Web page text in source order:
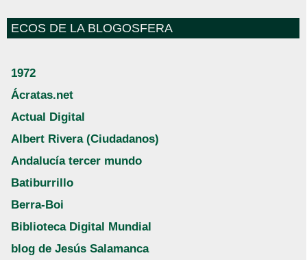
ECOS DE LA BLOGOSFERA
1972
Ácratas.net
Actual Digital
Albert Rivera (Ciudadanos)
Andalucía tercer mundo
Batiburrillo
Berra-Boi
Biblioteca Digital Mundial
blog de Jesús Salamanca